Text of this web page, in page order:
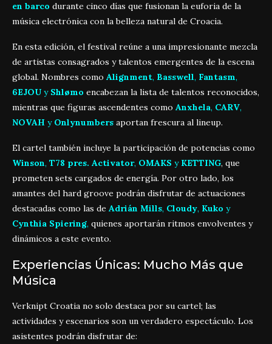
en barco durante cinco días que fusionan la euforia de la
música electrónica con la belleza natural de Croacia.
En esta edición, el festival reúne a una impresionante mezcla
de artistas consagrados y talentos emergentes de la escena
global. Nombres como Alignment, Basswell, Fantasm,
6EJOU y Shlømo encabezan la lista de talentos reconocidos,
mientras que figuras ascendentes como Anxhela, CARV,
NOVAH y Onlynumbers aportan frescura al lineup.
El cartel también incluye la participación de potencias como
Winson, T78 pres. Activator, OMAKS y KETTING, que
prometen sets cargados de energía. Por otro lado, los
amantes del hard groove podrán disfrutar de actuaciones
destacadas como las de Adrián Mills, Cloudy, Kuko y
Cynthia Spiering, quienes aportarán ritmos envolventes y
dinámicos a este evento.
Experiencias Únicas: Mucho Más que
Música
Verknipt Croatia no solo destaca por su cartel; las
actividades y escenarios son un verdadero espectáculo. Los
asistentes podrán disfrutar de: